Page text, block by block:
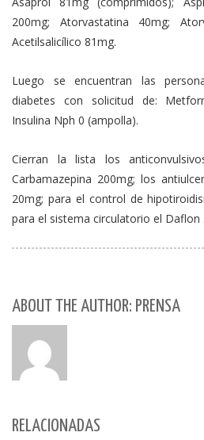
200mg; Atorvastatina 40mg;
Acetilsalicílico 81mg.
Luego se encuentran las
diabetes con solicitud de:
Insulina Nph 0 (ampolla).
Cierran la lista los
Carbamazepina 200mg; los
20mg; para el control de
para el sistema circulatorio el
ABOUT THE AUTHOR: PRENSA
RELACIONADAS